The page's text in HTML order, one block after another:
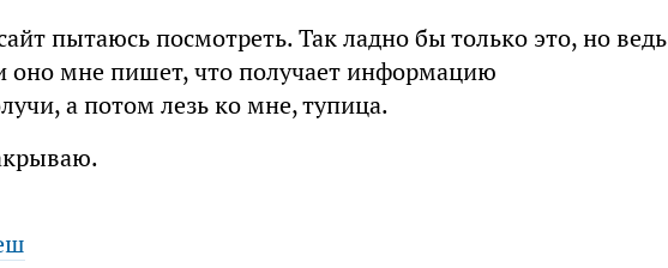
пытаюсь посмотреть. Так ладно бы только это, но ведь
оно мне пишет, что получает информацию
а потом лезь ко мне, тупица.